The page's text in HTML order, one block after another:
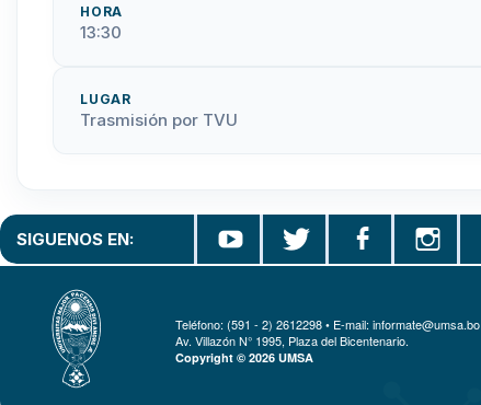
HORA
13:30
LUGAR
Trasmisión por TVU
SIGUENOS EN:
Teléfono: (591 - 2) 2612298 • E-mail: informate@umsa.bo
Av. Villazón N° 1995, Plaza del Bicentenario.
Copyright © 2026 UMSA